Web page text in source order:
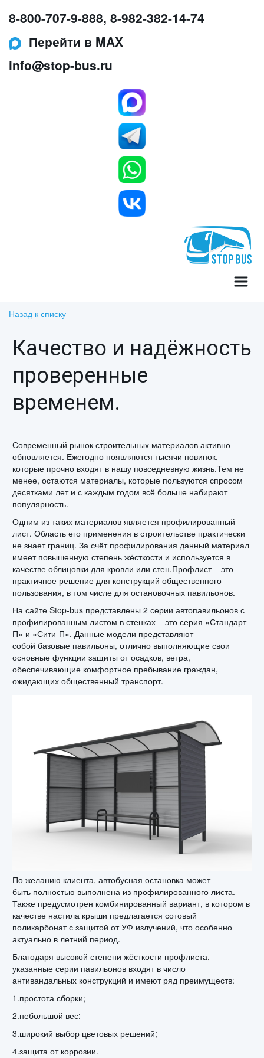
8-800-707-9-888, 8-982-382-14-74
Перейти в MAX
info@stop-bus.ru
Назад к списку
Качество и надёжность
проверенные
временем.
Современный рынок строительных материалов активно
обновляется. Ежегодно появляются тысячи новинок,
которые прочно входят в нашу повседневную жизнь.Тем не
менее, остаются материалы, которые пользуются спросом
десятками лет и с каждым годом всё больше набирают
популярность.
Одним из таких материалов является профилированный
лист. Область его применения в строительстве практически
не знает границ. За счёт профилирования данный материал
имеет повышенную степень жёсткости и используется в
качестве облицовки для кровли или стен.Профлист – это
практичное решение для конструкций общественного
пользования, в том числе для остановочных павильонов.
На сайте Stop-bus представлены 2 серии автопавильонов с
профилированным листом в стенках – это серия «Стандарт-
П» и «Сити-П». Данные модели представляют
собой базовые павильоны, отлично выполняющие свои
основные функции защиты от осадков, ветра,
обеспечивающие комфортное пребывание граждан,
ожидающих общественный транспорт.
По желанию клиента, автобусная остановка может
быть полностью выполнена из профилированного листа.
Также предусмотрен комбинированный вариант, в котором в
качестве настила крыши предлагается сотовый
поликарбонат с защитой от УФ излучений, что особенно
актуально в летний период.
Благодаря высокой степени жёсткости профлиста,
указанные серии павильонов входят в число
антивандальных конструкций и имеют ряд преимуществ:
1.простота сборки;
2.небольшой вес:
3.широкий выбор цветовых решений;
4.защита от коррозии.